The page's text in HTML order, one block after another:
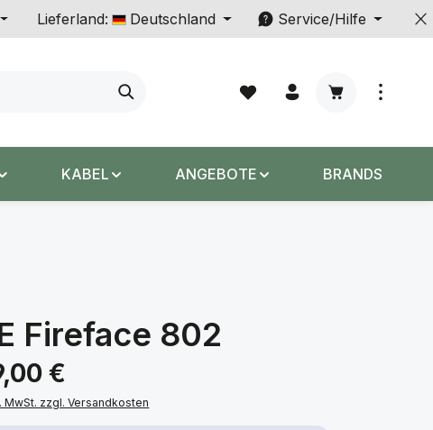
Lieferland: Deutschland Service/Hilfe
Warenkorb
KABEL ANGEBOTE BRANDS
Fireface 802
Preis: €
MwSt. zzgl. Versandkosten